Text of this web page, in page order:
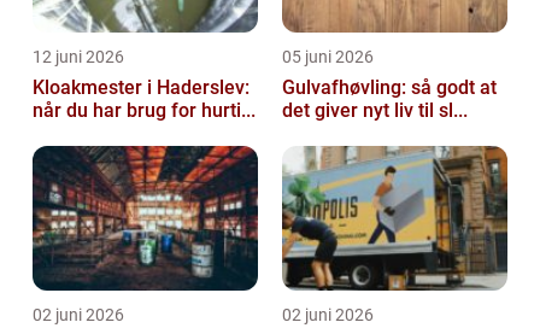
12 juni 2026
Kloakmester i Haderslev:
når du har brug for hurti...
05 juni 2026
Gulvafhøvling: så godt at
det giver nyt liv til sl...
02 juni 2026 02 juni 2026